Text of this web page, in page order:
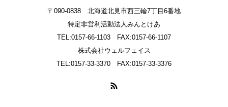
〒090-0838 北海道北見市西三輪7丁目6番地
特定非営利活動法人みんとけあ
TEL:0157-66-1103 FAX:0157-66-1107
株式会社ウェルフェイス
TEL:0157-33-3370 FAX:0157-33-3376